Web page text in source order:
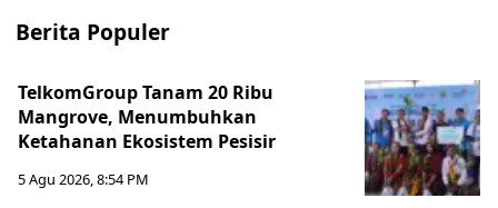
Berita Populer
TelkomGroup Tanam 20 Ribu
Mangrove, Menumbuhkan
Ketahanan Ekosistem Pesisir
5 Agu 2026, 8:54 PM